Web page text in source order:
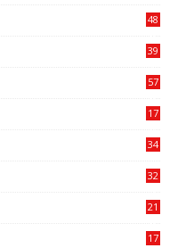
48
39
57
17
34
32
21
17